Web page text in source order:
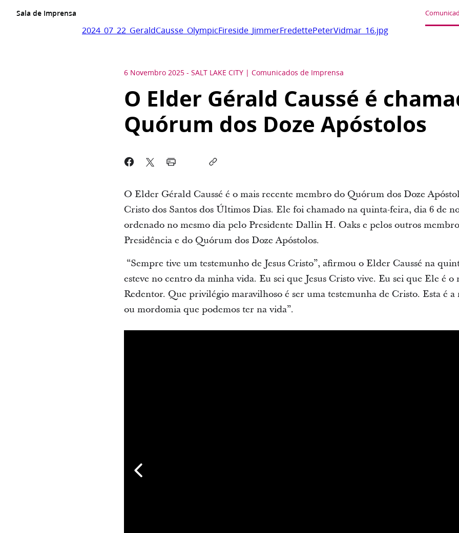
Sala de Imprensa
2024_07_22_GeraldCausse_OlympicFireside_JimmerFredettePeterVidmar_16.jpg
6 Novembro 2025 - SALT LAKE CITY Comunicados de Imprensa
O Elder Gérald Caussé é
Quórum dos Doze Apóstolos
O Elder Gérald Caussé é o mais recente membro do Quórum dos Doze
Cristo dos Santos dos Últimos Dias. Ele foi chamado na quinta-feira, dia 6 de
ordenado no mesmo dia pelo Presidente Dallin H. Oaks e pelos outros
Presidência e do Quórum dos Doze Apóstolos.
“Sempre tive um testemunho de Jesus Cristo”, afirmou o Elder Caussé na
esteve no centro da minha vida. Eu sei que Jesus Cristo vive. Eu sei que Ele é o
Redentor. Que privilégio maravilhoso é ser uma testemunha de Cristo. Esta é
ou mordomia que podemos ter na vida”.